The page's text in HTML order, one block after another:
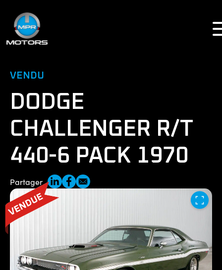
À vendre
Vendu
Projets
Inventaire privé
Nous joindre
English
VENDU
DODGE
CHALLENGER R/T
440-6 PACK 1970
Partager